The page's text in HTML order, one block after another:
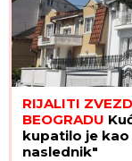
RIJALITI
BEOGRADU
kupatilo je kao
naslednik"